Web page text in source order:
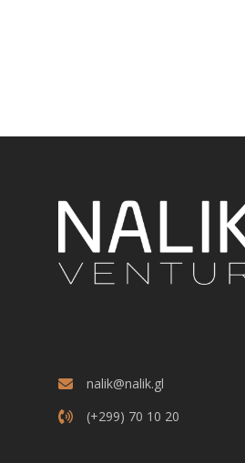
nalik@nalik.gl
(+299) 70 10 20